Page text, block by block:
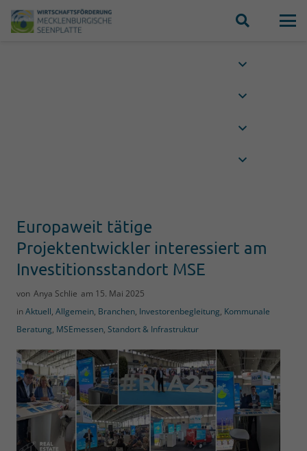
Europaweit tätige
Projektentwickler interessiert am
Investitionsstandort MSE
von Anya Schlie am 15. Mai 2025
inAktuell, Allgemein, Branchen, Investorenbegleitung, Kommunale
Beratung, MSEmessen, Standort & Infrastruktur